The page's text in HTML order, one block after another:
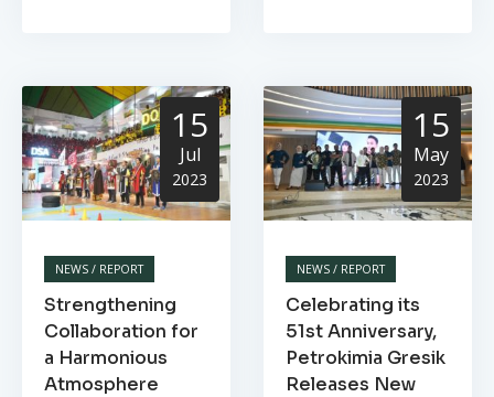
15
Jul
2023
NEWS / REPORT
Strengthening
Collaboration for
a Harmonious
Atmosphere
15
May
2023
NEWS / REPORT
Celebrating its
51st Anniversary,
Petrokimia Gresik
Releases New